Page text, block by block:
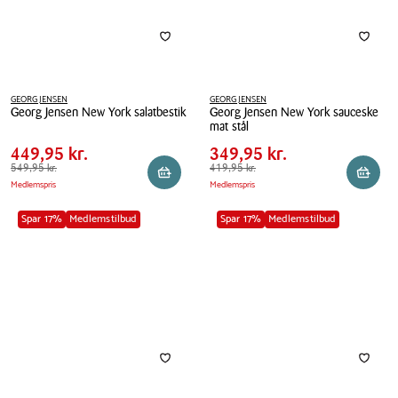
GEORG JENSEN
Georg Jensen New York salatbestik
Jensen
New
York
salatbestik
Pris
Pris
449,95 kr.
Spar
100,00 kr.
Førpris
449,95 kr.
549,95 kr.
Medlemspris Læg i kurv
GEORG JENSEN
Georg Jensen New York sauceske
mat stål
Georg
Jensen
New
York
sauceske
Pris
tabel
Pris
349,95 kr.
Spar
70,00 kr.
Førpris
349,95 kr.
419,95 kr.
Medlemspris
Spar 17% Medlemstilbud Spar 17% Medlemstilbud